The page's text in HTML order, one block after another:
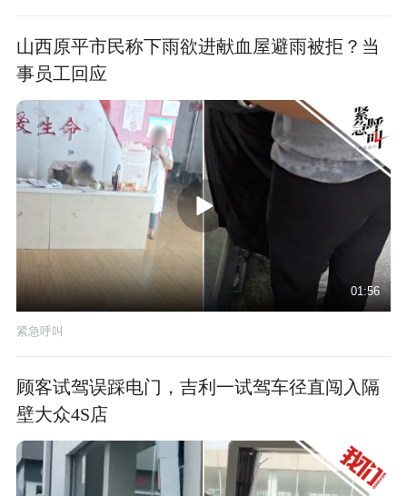
山西原平市民称下雨欲进献血屋避雨被拒？当
事员工回应
01:56
紧急呼叫
顾客试驾误踩电门，吉利一试驾车径直闯入隔
壁大众4S店